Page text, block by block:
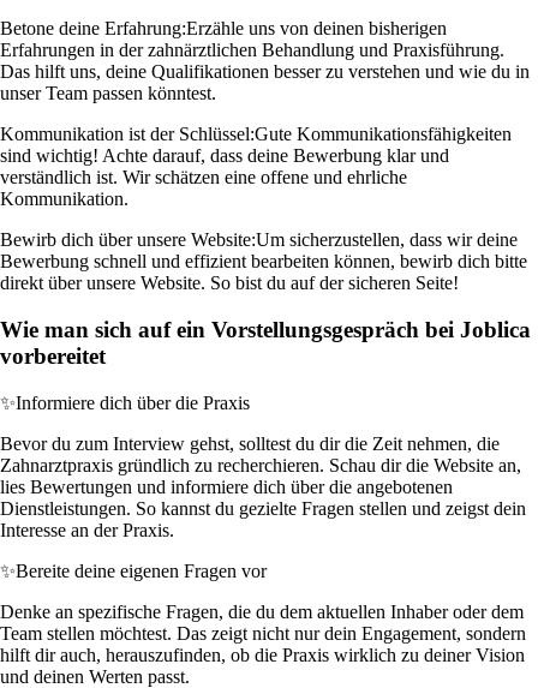
Betone deine Erfahrung:Erzähle uns von deinen bisherigen
Erfahrungen in der zahnärztlichen Behandlung und Praxisführung.
Das hilft uns, deine Qualifikationen besser zu verstehen und wie du in
unser Team passen könntest.
Kommunikation ist der Schlüssel:Gute Kommunikationsfähigkeiten
sind wichtig! Achte darauf, dass deine Bewerbung klar und
verständlich ist. Wir schätzen eine offene und ehrliche
Kommunikation.
Bewirb dich über unsere Website:Um sicherzustellen, dass wir deine
Bewerbung schnell und effizient bearbeiten können, bewirb dich bitte
direkt über unsere Website. So bist du auf der sicheren Seite!
Wie man sich auf ein Vorstellungsgespräch bei Joblica
vorbereitet
✨Informiere dich über die Praxis
Bevor du zum Interview gehst, solltest du dir die Zeit nehmen, die
Zahnarztpraxis gründlich zu recherchieren. Schau dir die Website an,
lies Bewertungen und informiere dich über die angebotenen
Dienstleistungen. So kannst du gezielte Fragen stellen und zeigst dein
Interesse an der Praxis.
✨Bereite deine eigenen Fragen vor
Denke an spezifische Fragen, die du dem aktuellen Inhaber oder dem
Team stellen möchtest. Das zeigt nicht nur dein Engagement, sondern
hilft dir auch, herauszufinden, ob die Praxis wirklich zu deiner Vision
und deinen Werten passt.